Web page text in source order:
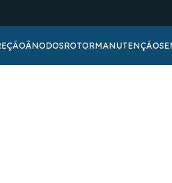
ÂNODOSROTORMANUTENÇÃO